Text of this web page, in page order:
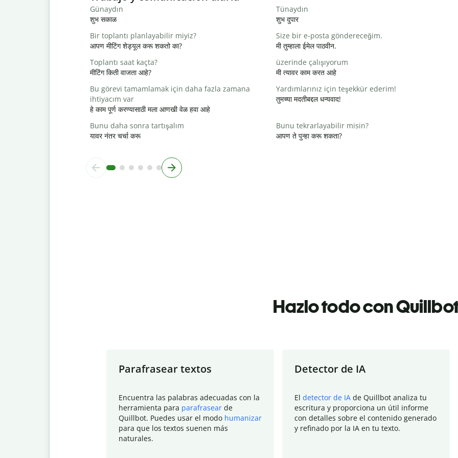
Günaydın
शुभ सकाळ
Tünaydın
शुभ दुपार
Bir toplantı planlayabilir miyiz?
आपण मीटिंग शेड्यूल करू शकतो का?
Size bir e-posta göndereceğim.
मी तुम्हाला ईमेल पाठवीन.
Toplantı saat kaçta?
मीटिंग किती वाजता आहे?
üzerinde çalışıyorum
मी त्यावर काम करत आहे
Bu görevi tamamlamak için daha fazla zamana
ihtiyacım var
हे काम पूर्ण करण्यासाठी मला आणखी वेळ हवा आहे
Yardımlarınız için teşekkür ederim!
तुमच्या मदतीबद्दल धन्यवाद!
Bunu daha sonra tartışalım
यावर नंतर चर्चा करू
Bunu tekrarlayabilir misin?
आपण ते पुन्हा करू शकता?
Hazlo todo con
Parafrasear textos
Encuentra las palabras adecuadas con la
herramienta para parafrasear de
Quillbot. Puedes usar el modo humanizar
para que los textos suenen más
naturales.
Detector de IA
El detector de IA de Quillbot analiza tu
escritura y proporciona un útil informe
con detalles sobre el contenido generado
y refinado por la IA en tu texto.